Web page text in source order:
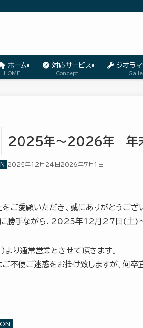
ホーム
HOME
対応サービス
Concept
ジオラ
2025年～2026年 年末
2025年12月24日 2026年7月1日
ご愛顧いただき、誠にありがとうござ
に勝手ながら、2025年12月27日(土)
より通常営業とさせて頂きます。
不便ご迷惑をお掛け致しますが、何卒